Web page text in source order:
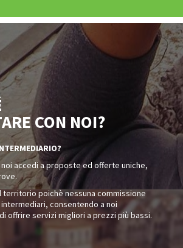
CON NOI?
accedi a proposte ed offerte uniche,
poichè nessuna commissione
consentendo a noi
offrire servizi migliori a prezzi più bassi.